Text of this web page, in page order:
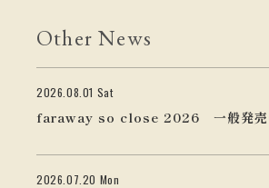
Other News
2026.08.01 Sat
faraway so close 2026 一般発売(
2026.07.20 Mon